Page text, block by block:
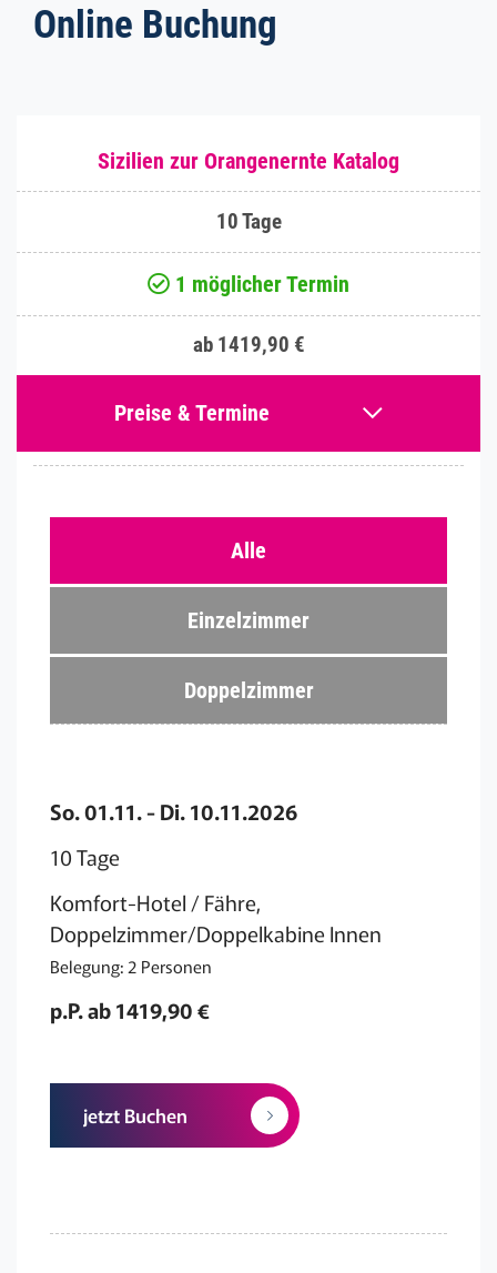
Online Buchung
Sizilien zur Orangenernte Katalog
10 Tage
1 möglicher Termin
ab 1419,90 €
Preise & Termine
Alle
Einzelzimmer
Doppelzimmer
So. 01.11. - Di. 10.11.2026
10 Tage
Komfort-Hotel / Fähre,
Doppelzimmer/Doppelkabine Innen
Belegung: 2 Personen
p.P. ab 1419,90 €
jetzt Buchen